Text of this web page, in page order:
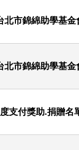
北市錦綿助學基
北市錦綿助學基
支付獎助.捐贈名